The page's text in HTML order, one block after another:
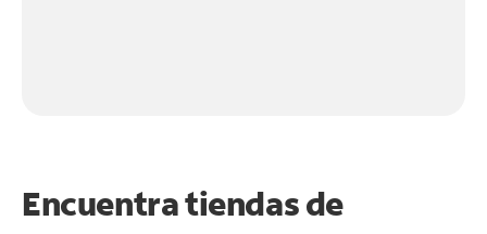
Encuentra tiendas de